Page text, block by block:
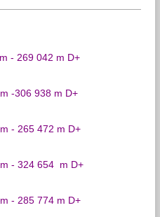
- 269 042 m D+
-306 938 m D+
- 265 472 m D+
- 324 654 m D+
- 285 774 m D+